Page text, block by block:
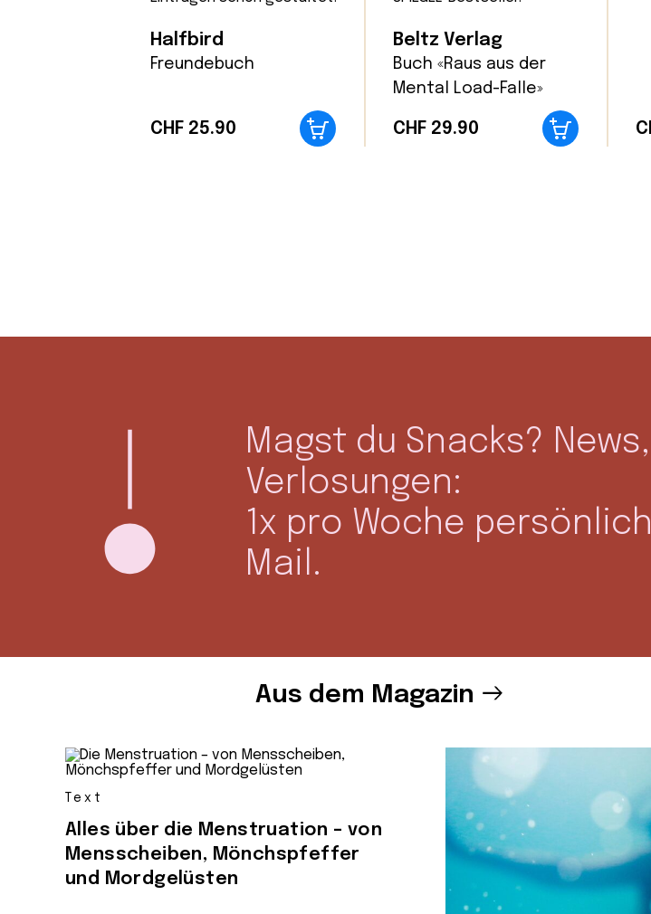
Halfbird
Freundebuch
CHF 25.90
Beltz Verlag
Buch «Raus aus der
Mental Load-Falle»
CHF 29.90
Magst du Snacks?
Verlosungen:
1x pro Woche
Mail.
Aus dem Magazin
Text
Alles über die Menstruation – von
Mensscheiben, Mönchspfeffer
und Mordgelüsten